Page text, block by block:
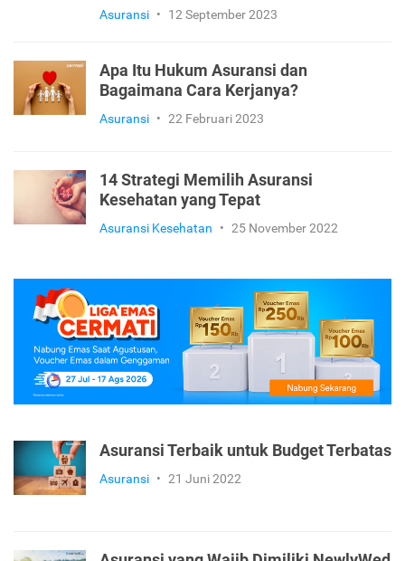
Asuransi • 12 September 2023
Apa Itu Hukum Asuransi dan
Bagaimana Cara Kerjanya?
Asuransi • 22 Februari 2023
14 Strategi Memilih Asuransi
Kesehatan yang Tepat
Asuransi Kesehatan • 25 November 2022
Asuransi Terbaik untuk Budget Terbatas
Asuransi • 21 Juni 2022